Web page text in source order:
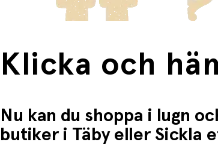
Klicka och
Nu kan du shoppa i lugn
butiker i Täby eller Sickla